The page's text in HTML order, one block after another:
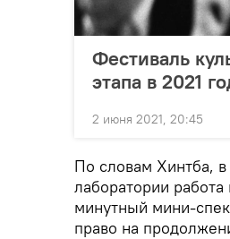
Фестиваль
этапа в 2021
2 июня 2021, 20:45
По словам Хинтба,
лаборатории работа
минутный мини-
право на